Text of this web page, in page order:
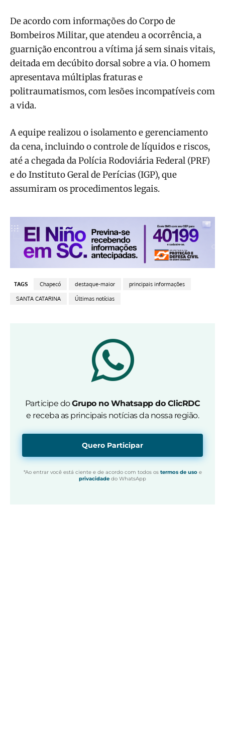
De acordo com informações do Corpo de
Bombeiros Militar, que atendeu a ocorrência, a
guarnição encontrou a vítima já sem sinais vitais,
deitada em decúbito dorsal sobre a via. O homem
apresentava múltiplas fraturas e
politraumatismos, com lesões incompatíveis com
a vida.
A equipe realizou o isolamento e gerenciamento
da cena, incluindo o controle de líquidos e riscos,
até a chegada da Polícia Rodoviária Federal (PRF)
e do Instituto Geral de Perícias (IGP), que
assumiram os procedimentos legais.
TAGS Chapecó destaque-maior principais informações
SANTA CATARINA Últimas notícias
Participe doGrupo no Whatsapp do ClicRDC
e receba as principais notícias da nossa região.
Quero Participar
*Ao entrar você está ciente e de acordo com todos os termos de usoe
privacidade do WhatsApp